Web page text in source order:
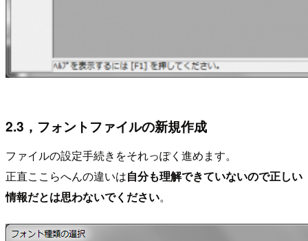
2.3，フォントファイルの新規作成
ファイルの設定手続きをそれっぽく進めます。
正直ここらへんの違いは自分も理解できていないので正しい
情報だとは思わないでください。